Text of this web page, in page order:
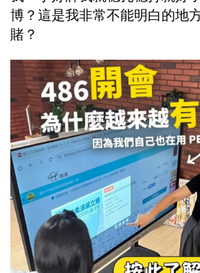
博？這是我非常不能明白的地
賭？